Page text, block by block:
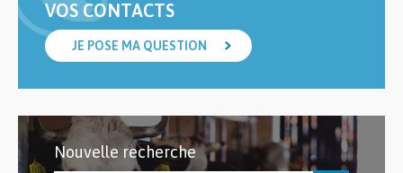
VOS CONTACTS
JE POSE MA QUESTION
Nouvelle recherche